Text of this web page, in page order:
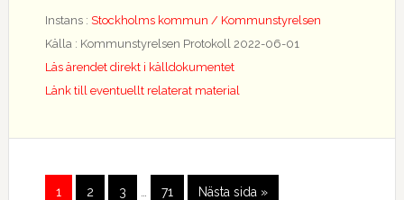
protokoll
tillgängligt
Instans : Stockholms kommun / Kommunstyrelsen
Källa : Kommunstyrelsen Protokoll 2022-06-01
Läs ärendet direkt i källdokumentet
Länk till eventuellt relaterat material
Gå
1
Gå
2
Gå
3
Interimistiska
Gå
71
Go
Nästa sida »